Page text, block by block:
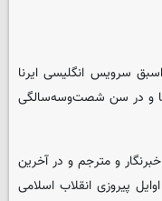
سرویس انگلیسی ایرنا
ابتلا به کرونا و در سن شصت‌وسه‌سالگی
و مترجم و در آخرین
پیروزی انقلاب اسلامی